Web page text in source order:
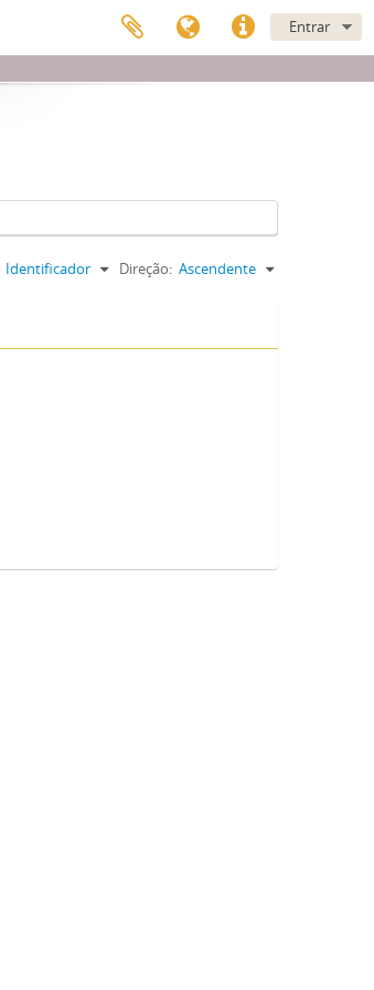
Entrar
Identificador Direção: Ascendente